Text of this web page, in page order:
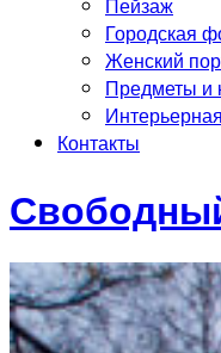
Городская
Женский
Предметы и
Контакты